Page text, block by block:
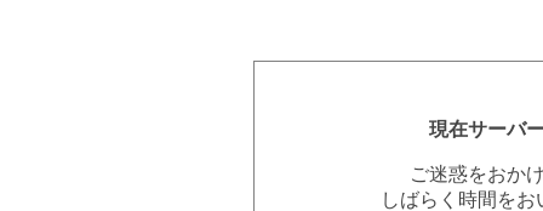
現在サーバ
ご迷惑をおか
しばらく時間を